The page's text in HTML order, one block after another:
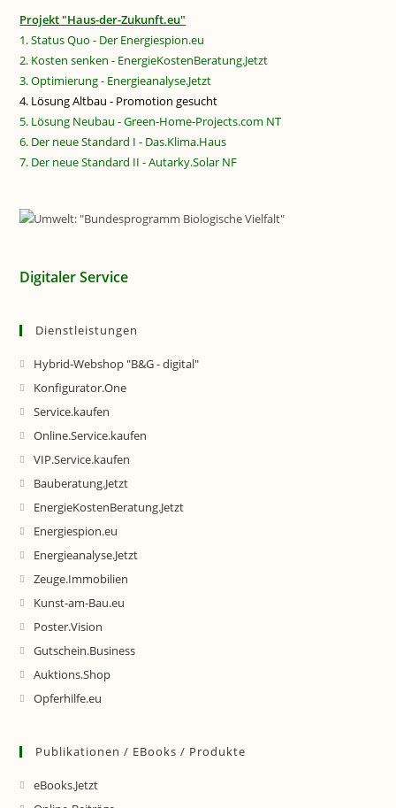
Projekt "Haus-der-Zukunft.eu"
1. Status Quo - Der Energiespion.eu
2. Kosten senken - EnergieKostenBeratung.Jetzt
3. Optimierung - Energieanalyse.Jetzt
4. Lösung Altbau - Promotion gesucht
5. Lösung Neubau - Green-Home-Projects.com NT
6. Der neue Standard I - Das.Klima.Haus
7. Der neue Standard II - Autarky.Solar NF
Digitaler Service
Dienstleistungen
Hybrid-Webshop "B&G - digital"
Konfigurator.One
Service.kaufen
Online.Service.kaufen
VIP.Service.kaufen
Bauberatung.Jetzt
EnergieKostenBeratung.Jetzt
Energiespion.eu
Energieanalyse.Jetzt
Zeuge.Immobilien
Kunst-am-Bau.eu
Poster.Vision
Gutschein.Business
Auktions.Shop
Opferhilfe.eu
Publikationen / EBooks / Produkte
eBooks.Jetzt